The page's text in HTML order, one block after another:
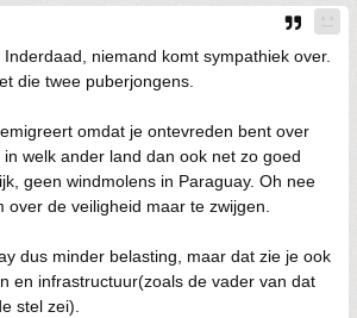
. Inderdaad, niemand komt sympathiek over.
die twee puberjongens.
omdat je ontevreden bent over
welk ander land dan ook net zo goed
geen windmolens in Paraguay. Oh nee
over de veiligheid maar te zwijgen.
dus minder belasting, maar dat zie je ook
en infrastructuur(zoals de vader van dat
stel zei).